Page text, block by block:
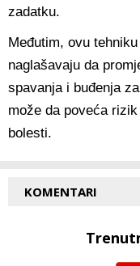
zadatku.
Međutim, ovu
naglašavaju da
spavanja i buđenja
može da poveća
bolesti.
KOMENTARI